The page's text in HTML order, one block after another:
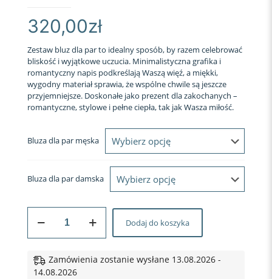
320,00zł
Zestaw bluz dla par to idealny sposób, by razem celebrować
bliskość i wyjątkowe uczucia. Minimalistyczna grafika i
romantyczny napis podkreślają Waszą więź, a miękki,
wygodny materiał sprawia, że wspólne chwile są jeszcze
przyjemniejsze. Doskonałe jako prezent dla zakochanych –
romantyczne, stylowe i pełne ciepła, tak jak Wasza miłość.
Bluza dla par męska
Bluza dla par damska
BLUZY
KAPTUREM
Dodaj do koszyka
Zamówienia zostanie wysłane 13.08.2026 -
14.08.2026